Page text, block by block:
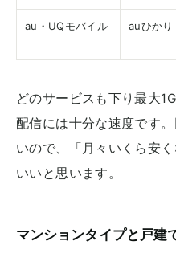
au・UQモバイル auひかり
どのサービスも下り最大
配信には十分な速度です
いので、「月々いくら安
いいと思います。
マンションタイプと戸建